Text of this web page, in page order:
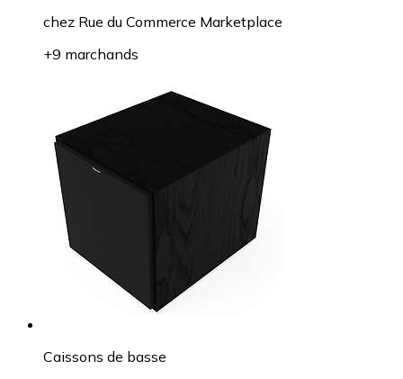
chez Rue du Commerce Marketplace
+9 marchands
Caissons de basse